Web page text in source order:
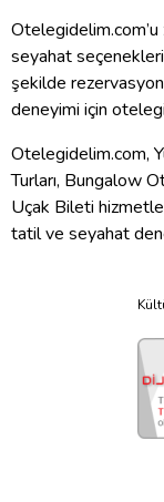
seyahat
şekilde
deneyimi için
Otelegidelim.com,
Turları, Bungalow
Uçak Bileti
tatil ve seyahat